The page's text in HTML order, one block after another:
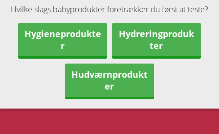
Hvilke slags babyprodukter foretrækker du først at teste?
Hygieneprodukte
r
Hydreringproduk
ter
Hudværnprodukt
er